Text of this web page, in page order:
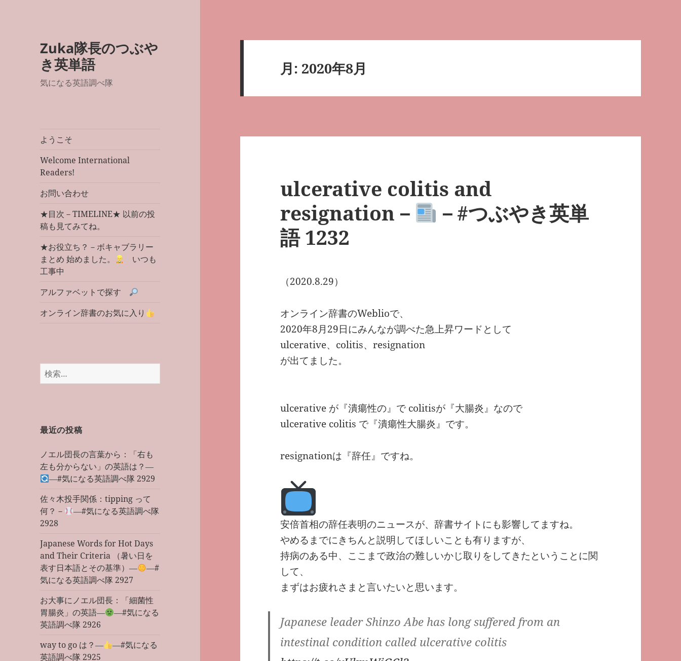
Zuka隊長のつぶや
き英単語
気になる英語調べ隊
ようこそ
Welcome International
Readers!
お問い合わせ
★目次－TIMELINE★ 以前の投
稿も見てみてね。
★お役立ち？－ボキャブラリー
まとめ 始めました。
いつも
工事中
アルファベットで探す
オンライン辞書のお気に入り
検
索:
最近の投稿
ノエル団長の言葉から：「右も
左も分からない」の英語は？―
―#気になる英語調べ隊 2929
佐々木投手関係：tipping って
何？－
―#気になる英語調べ隊
2928
Japanese Words for Hot Days
and Their Criteria （暑い日を
表す日本語とその基準）―
―#
気になる英語調べ隊 2927
お大事にノエル団長：「細菌性
胃腸炎」の英語―
―#気になる
英語調べ隊 2926
way to go は？―
―#気になる
英語調べ隊 2925
月: 2020年8月
ulcerative colitis and
resignation－
－#つぶやき英単
語 1232
（2020.8.29）
オンライン辞書のWeblioで、
2020年8月29日にみんなが調べた急上昇ワードとして
ulcerative、colitis、resignation
が出てました。
ulcerative が『潰瘍性の』で colitisが『大腸炎』なので
ulcerative colitis で『潰瘍性大腸炎』です。
resignationは『辞任』ですね。
安倍首相の辞任表明のニュースが、辞書サイトにも影響してますね。
やめるまでにきちんと説明してほしいことも有りますが、
持病のある中、ここまで政治の難しいかじ取りをしてきたということに関
して、
まずはお疲れさまと言いたいと思います。
Japanese leader Shinzo Abe has long suffered from an
intestinal condition called ulcerative colitis